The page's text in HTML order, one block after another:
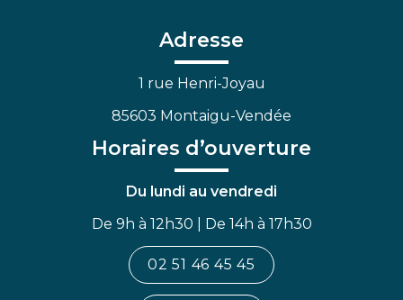
Facebook
Adresse
1 rue Henri-Joyau
85603 Montaigu-Vendée
Horaires d’ouverture
Du lundi au vendredi
De 9h à 12h30 | De 14h à 17h30
02 51 46 45 45